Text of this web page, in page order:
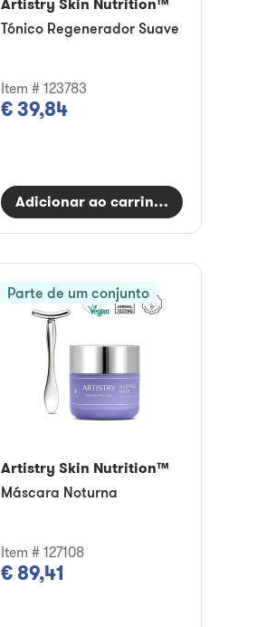
Artistry Skin Nutrition™
Tónico Regenerador Suave
Item # 123783
€ 39,84
Adicionar ao carrinho
Parte de um conjunto
Artistry Skin Nutrition™
Máscara Noturna
Item # 127108
€ 89,41